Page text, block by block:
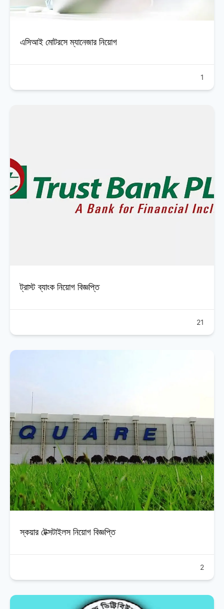
এসিআই মোটরসে ম্যানেজার নিয়োগ
1
ট্রাস্ট ব্যাংক নিয়োগ বিজ্ঞপ্তি
21
স্কয়ার টেক্সটাইলস নিয়োগ বিজ্ঞপ্তি
2